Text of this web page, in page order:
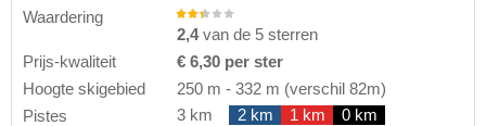
Waardering
2,4van de 5 sterren
Prijs-kwaliteit
€ 6,30 per ster
Hoogte skigebied
250 m - 332 m (verschil 82m)
Pistes
3 km 2 km 1 km
0 km